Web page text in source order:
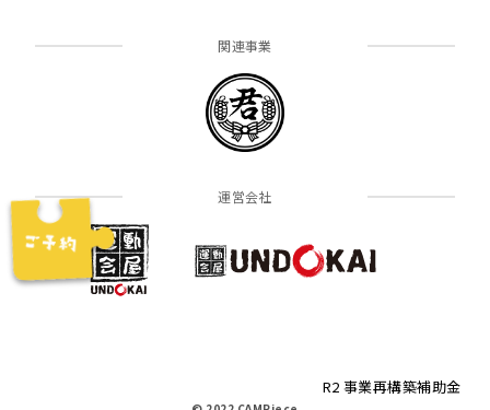
関連事業
運営会社
R2 事業再構築補助金